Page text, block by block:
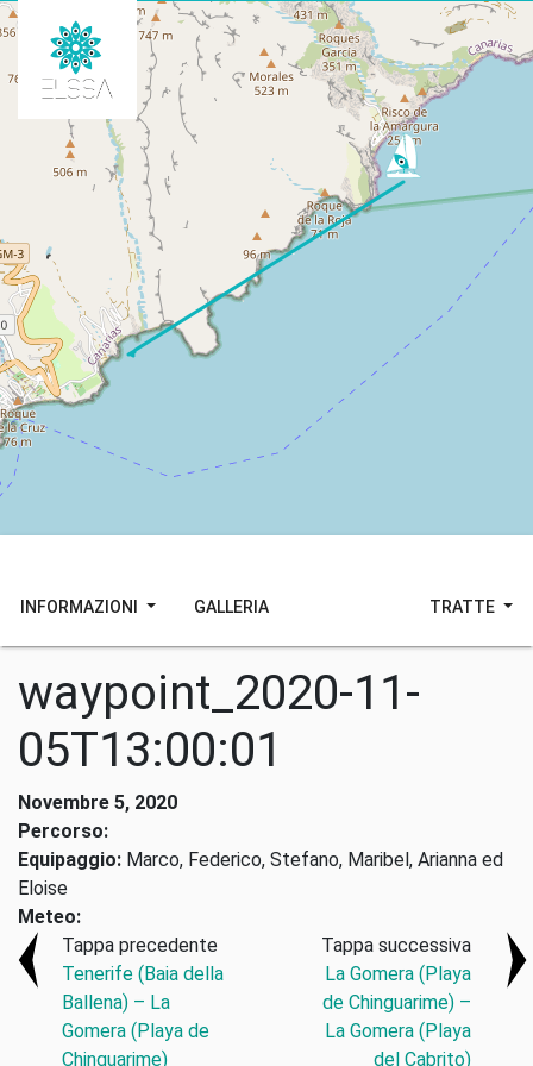
INFORMAZIONI GALLERIA TRATTE
waypoint_2020-11-
05T13:00:01
Novembre 5, 2020
Percorso:
Equipaggio: Marco, Federico, Stefano, Maribel, Arianna ed
Eloise
Meteo:
Tappa precedente
Tenerife (Baia della
Ballena) – La
Gomera (Playa de
Chinguarime)
Tappa successiva
La Gomera (Playa
de Chinguarime) –
La Gomera (Playa
del Cabrito)